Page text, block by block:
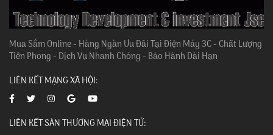
Mua Sắm Online - Hàng Ngàn Ưu Đãi Tại Điện Máy 3C - Chất Lượng
Tiên Phong - Dịch Vụ Nhanh Chóng - Bảo Hành Dài Hạn
LIÊN KẾT MẠNG XÃ HỘI:
LIÊN KẾT SÀN THƯƠNG MẠI ĐIỆN TỬ: